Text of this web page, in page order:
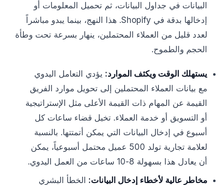
البيانات في جداول البيانات، ثم تحميل المعلومات أو
إدخالها بدقة في Shopify. هذا النهج، بينما يبدو مباشراً
لعدد قليل من العملاء المحتملين، ينهار بسرعة تحت وطأة
الحجم والطموح.
يستهلك الوقت ويكثف الموارد: يؤدي التعامل اليدوي
مع بيانات العملاء المحتملين إلى تحويل موارد الفريق
القيمة عن المهام ذات القيمة الأعلى مثل الإستراتيجية
أو التسويق أو خدمة العملاء. تخيل قضاء ساعات كل
أسبوع في إدخال البيانات التي يمكن أتمتتها. بالنسبة
لعلامة تجارية تولد 500 عميل محتمل أسبوعياً، يمكن
أن يعادل هذا بسهولة 8-10 ساعات من العمل اليدوي.
مخاطر عالية لأخطاء إدخال البيانات: الخطأ البشري